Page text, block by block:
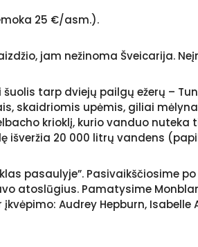
25 €/asm.).
jam nežinoma Šveicarija.
tarp dviejų pailgų ežerų –
skaidriomis upėmis, giliai
krioklį, kurio vanduo nuteka
išveržia 20 000 litrų vandens
pasaulyje”. Pasivaikščiosime
atoslūgius. Pamatysime
Audrey Hepburn, Isabelle